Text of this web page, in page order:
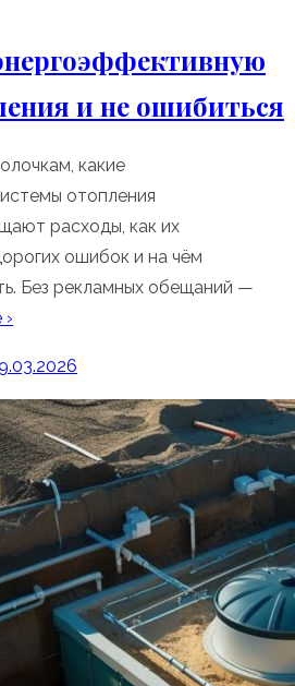
и не ошибиться
какие
отопления
расходы, как их
ошибок и на чём
Без рекламных обещаний —